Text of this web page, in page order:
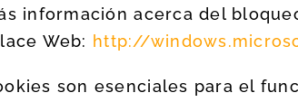
información acerca del
Web: http://
son esenciales para el